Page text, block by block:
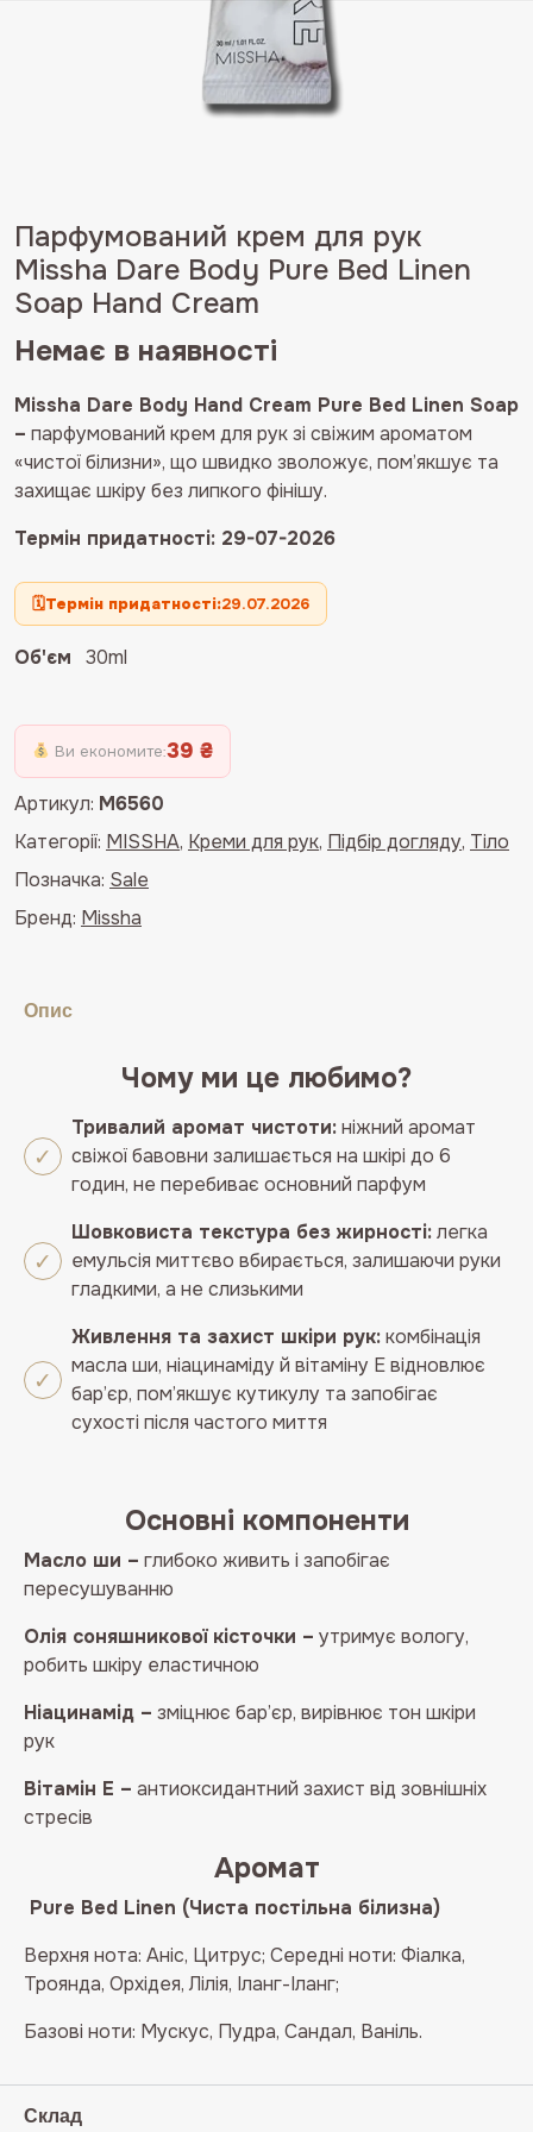
Парфумований крем для рук
Missha Dare Body Pure Bed Linen
Soap Hand Cream
Немає в наявності
Missha Dare Body Hand Cream Pure Bed Linen Soap
– парфумований крем для рук зі свіжим ароматом
«чистої білизни», що швидко зволожує, пом’якшує та
захищає шкіру без липкого фінішу.
Термін придатності: 29-07-2026
🗓Термін придатності:29.07.2026
Об'єм 30ml
Ви економите:39 ₴
Артикул: M6560
Категорії: MISSHA, Креми для рук, Підбір догляду, Тіло
Позначка: Sale
Бренд: Missha
Опис
Чому ми це любимо?
Тривалий аромат чистоти:ніжний аромат
свіжої бавовни залишається на шкірі до 6
годин, не перебиває основний парфум
Шовковиста текстура без жирності:легка
емульсія миттєво вбирається, залишаючи руки
гладкими, а не слизькими
Живлення та захист шкіри рук:комбінація
масла ши, ніацинаміду й вітаміну E відновлює
бар’єр, пом’якшує кутикулу та запобігає
сухості після частого миття
Основні компоненти
Масло ши – глибоко живить і запобігає
пересушуванню
Олія соняшникової кісточки – утримує вологу,
робить шкіру еластичною
Ніацинамід – зміцнює бар’єр, вирівнює тон шкіри
рук
Вітамін E – антиоксидантний захист від зовнішніх
стресів
Аромат
Pure Bed Linen (Чиста постільна білизна)
Верхня нота: Аніс, Цитрус; Середні ноти: Фіалка,
Троянда, Орхідея, Лілія, Іланг-Іланг;
Базові ноти: Мускус, Пудра, Сандал, Ваніль.
Склад